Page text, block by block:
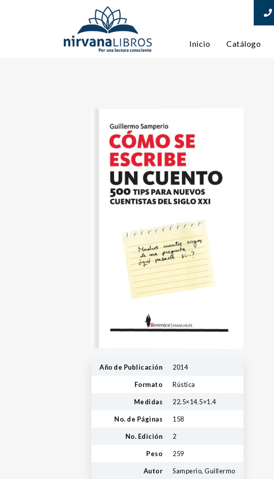
Inicio Catálogo
Año de Publicación 2014
Formato Rústica
Medidas 22.5×14.5×1.4
No. de Páginas 158
No. Edición 2
Peso 259
Autor Samperio, Guillermo